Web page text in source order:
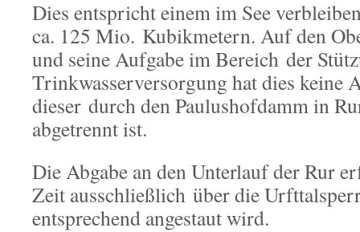
Dies entspricht einem im See
ca. 125 Mio. Kubikmetern. Auf den
und seine Aufgabe im Bereich der
Trinkwasserversorgung hat dies keine
dieser durch den Paulushofdamm in
abgetrennt ist.
Die Abgabe an den Unterlauf der Rur
Zeit ausschließlich über die
entsprechend angestaut wird.